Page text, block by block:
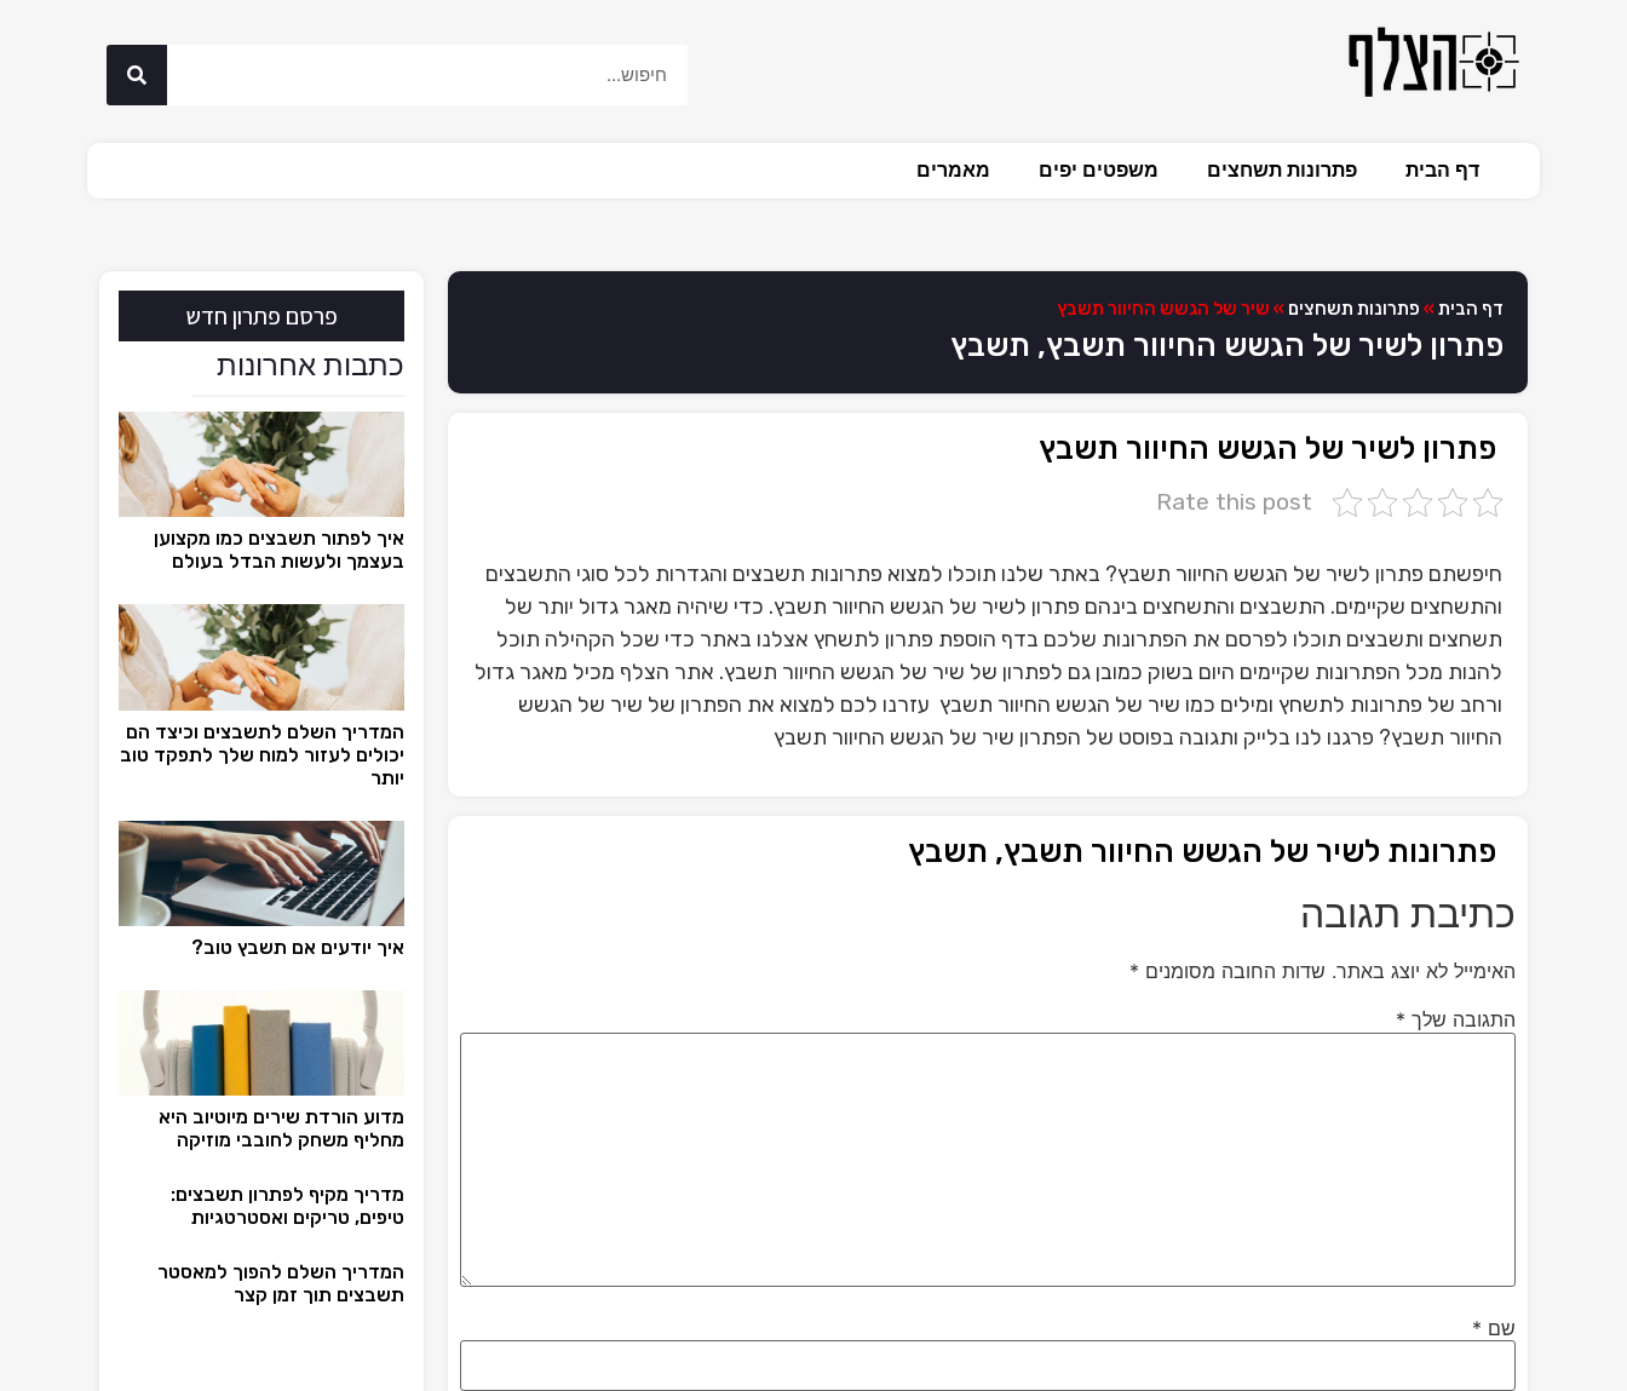
דף הבית פתרונות תשחצים משפטים יפים מאמרים
דף הבית » פתרונות תשחצים » שיר של הגשש החיוור תשבץ
פתרון לשיר של הגשש החיוור תשבץ, תשבץ
פתרון לשיר של הגשש החיוור תשבץ
Rate this post
חיפשתם פתרון לשיר של הגשש החיוור תשבץ? באתר שלנו תוכלו למצוא פתרונות תשבצים והגדרות לכל סוגי התשבצים
והתשחצים שקיימים. התשבצים והתשחצים בינהם פתרון לשיר של הגשש החיוור תשבץ. כדי שיהיה מאגר גדול יותר של
תשחצים ותשבצים תוכלו לפרסם את הפתרונות שלכם בדף הוספת פתרון לתשחץ אצלנו באתר כדי שכל הקהילה תוכל
להנות מכל הפתרונות שקיימים היום בשוק כמובן גם לפתרון של שיר של הגשש החיוור תשבץ. אתר הצלף מכיל מאגר גדול
ורחב של פתרונות לתשחץ ומילים כמו שיר של הגשש החיוור תשבץ עזרנו לכם למצוא את הפתרון של שיר של הגשש
החיוור תשבץ? פרגנו לנו בלייק ותגובה בפוסט של הפתרון שיר של הגשש החיוור תשבץ
פתרונות לשיר של הגשש החיוור תשבץ, תשבץ
כתיבת תגובה
האימייל לא יוצג באתר. שדות החובה מסומנים *
התגובה שלך *
שם *
פרסם פתרון חדש
כתבות אחרונות
איך לפתור תשבצים כמו מקצוען
בעצמך ולעשות הבדל בעולם
המדריך השלם לתשבצים וכיצד הם
יכולים לעזור למוח שלך לתפקד טוב
יותר
איך יודעים אם תשבץ טוב?
מדוע הורדת שירים מיוטיוב היא
מחליף משחק לחובבי מוזיקה
מדריך מקיף לפתרון תשבצים:
טיפים, טריקים ואסטרטגיות
המדריך השלם להפוך למאסטר
תשבצים תוך זמן קצר